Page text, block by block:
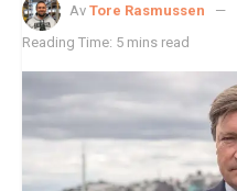
Av Tore Rasmussen
Reading Time: 5 mins read